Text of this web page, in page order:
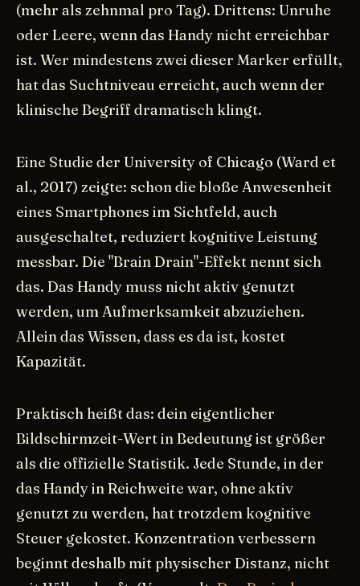
(mehr als zehnmal pro Tag). Drittens: Unruhe
oder Leere, wenn das Handy nicht erreichbar
ist. Wer mindestens zwei dieser Marker erfüllt,
hat das Suchtniveau erreicht, auch wenn der
klinische Begriff dramatisch klingt.
Eine Studie der University of Chicago (Ward et
al., 2017) zeigte: schon die bloße Anwesenheit
eines Smartphones im Sichtfeld, auch
ausgeschaltet, reduziert kognitive Leistung
messbar. Die "Brain Drain"-Effekt nennt sich
das. Das Handy muss nicht aktiv genutzt
werden, um Aufmerksamkeit abzuziehen.
Allein das Wissen, dass es da ist, kostet
Kapazität.
Praktisch heißt das: dein eigentlicher
Bildschirmzeit-Wert in Bedeutung ist größer
als die offizielle Statistik. Jede Stunde, in der
das Handy in Reichweite war, ohne aktiv
genutzt zu werden, hat trotzdem kognitive
Steuer gekostet. Konzentration verbessern
beginnt deshalb mit physischer Distanz, nicht